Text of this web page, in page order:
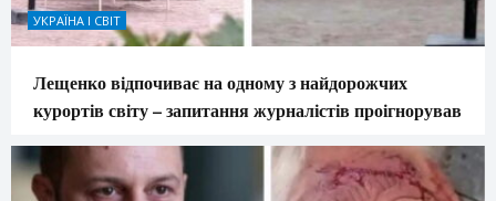
УКРАЇНА І СВІТ
Лещенко відпочиває на одному з найдорожчих
курортів світу – запитання журналістів проігнорував